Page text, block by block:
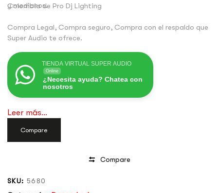
y medianos.
Colombia de Pro Dj Lighting
Compra Legal, Compra seguro, Compra con el respaldo que
Super Audio te ofrece.
TIENDA VIRTUAL SUPER AUDIO
Online
¿Necesita ayuda? Chatea con
nosotros
Leer más...
Compare
Compare
SKU: 5680